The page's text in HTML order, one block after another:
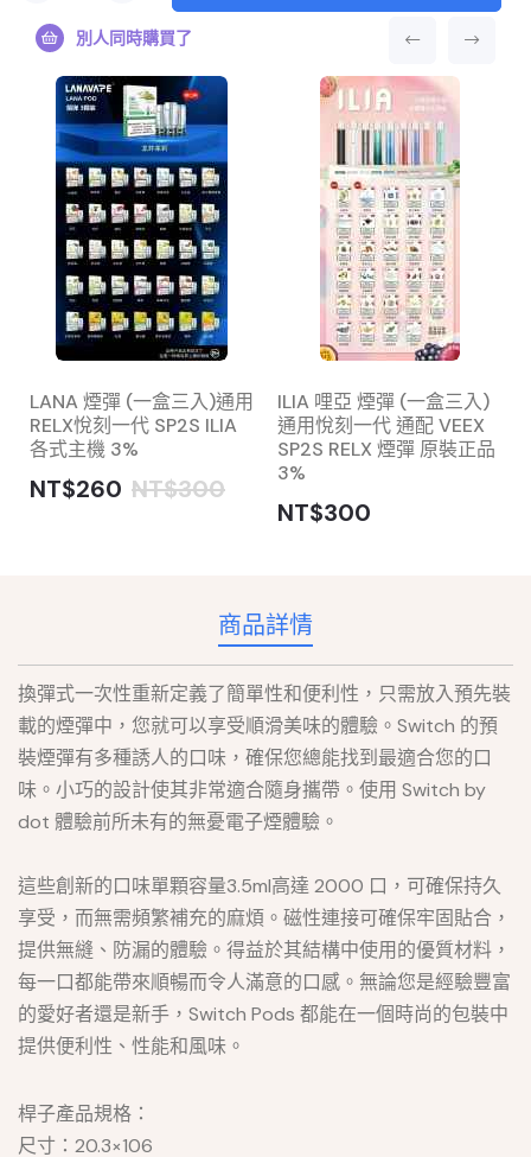
別人同時購買了
LANA 煙彈 (一盒三入)通用
RELX悅刻一代 SP2S ILIA
各式主機 3%
NT$260 NT$300
ILIA 哩亞 煙彈 (一盒三入)
通用悅刻一代 通配 VEEX
SP2S RELX 煙彈 原裝正品
3%
NT$300
商品詳情
換彈式一次性重新定義了簡單性和便利性，只需放入預先裝
載的煙彈中，您就可以享受順滑美味的體驗。Switch 的預
裝煙彈有多種誘人的口味，確保您總能找到最適合您的口
味。小巧的設計使其非常適合隨身攜帶。使用 Switch by
dot 體驗前所未有的無憂電子煙體驗。
這些創新的口味單顆容量3.5ml高達 2000 口，可確保持久
享受，而無需頻繁補充的麻煩。磁性連接可確保牢固貼合，
提供無縫、防漏的體驗。得益於其結構中使用的優質材料，
每一口都能帶來順暢而令人滿意的口感。無論您是經驗豐富
的愛好者還是新手，Switch Pods 都能在一個時尚的包裝中
提供便利性、性能和風味。
桿子產品規格：
尺寸：20.3×106